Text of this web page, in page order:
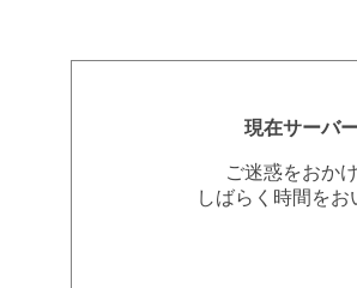
現在サーバ
ご迷惑をおか
しばらく時間を